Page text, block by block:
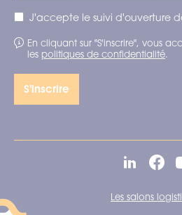
J'accepte le suivi d'ouverture
En cliquant sur "S'inscrire", vous
les politiques de confidentialité.
Les salons